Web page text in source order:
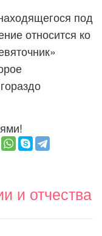
под
относится ко
и отчества